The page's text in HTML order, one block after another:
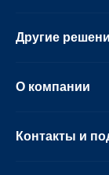
Другие
О компании
Контакты и